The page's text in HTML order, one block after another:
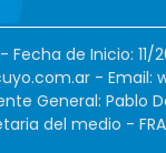
Fecha de Inicio:
- Email:
General: Pablo
del medio -